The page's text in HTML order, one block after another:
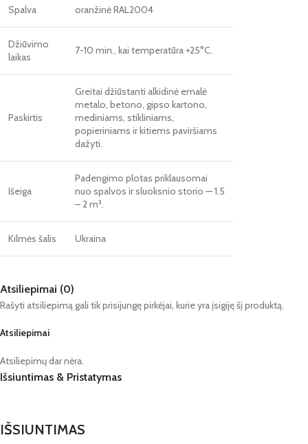
Spalva oranžinė RAL2004
Džiūvimo
laikas
7-10 min., kai temperatūra +25°C.
Paskirtis
Greitai džiūstanti alkidinė emalė
metalo, betono, gipso kartono,
mediniams, stikliniams,
popieriniams ir kitiems paviršiams
dažyti.
Išeiga
Padengimo plotas priklausomai
nuo spalvos ir sluoksnio storio — 1.5
– 2 m².
Kilmės šalis Ukraina
Atsiliepimai (0)
Atsiliepimai
Atsiliepimų dar nėra.
Rašyti atsiliepimą gali tik prisijungę pirkėjai, kurie yra įsigiję šį produktą.
Išsiuntimas & Pristatymas
IŠSIUNTIMAS